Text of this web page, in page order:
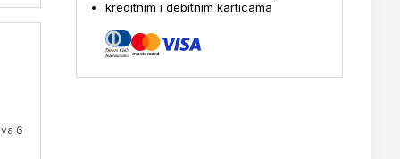
6
kreditnim i debitnim karticama